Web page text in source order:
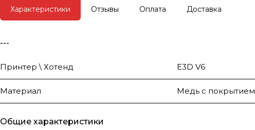
Характеристики Отзывы Оплата Доставка
---
Принтер \ Хотенд E3D V6
Материал Медь с покрытием
Общие характеристики